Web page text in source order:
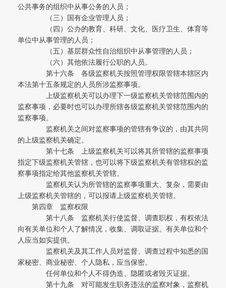
公共事务的组织中从事公务的人员；
（三）国有企业管理人员；
（四）公办的教育、科研、文化、医疗卫生、体育等
单位中从事管理的人员；
（五）基层群众性自治组织中从事管理的人员；
（六）其他依法履行公职的人员。
第十六条 各级监察机关按照管理权限管辖本辖区内
本法第十五条规定的人员所涉监察事项。
上级监察机关可以办理下一级监察机关管辖范围内的
监察事项，必要时也可以办理所辖各级监察机关管辖范围内的
监察事项。
监察机关之间对监察事项的管辖有争议的，由其共同
的上级监察机关确定。
第十七条 上级监察机关可以将其所管辖的监察事项
指定下级监察机关管辖，也可以将下级监察机关有管辖权的监
察事项指定给其他监察机关管辖。
监察机关认为所管辖的监察事项重大、复杂，需要由
上级监察机关管辖的，可以报请上级监察机关管辖。
第四章 监察权限
第十八条 监察机关行使监督、调查职权，有权依法
向有关单位和个人了解情况，收集、调取证据。有关单位和个
人应当如实提供。
监察机关及其工作人员对监督、调查过程中知悉的国
家秘密、商业秘密、个人隐私，应当保密。
任何单位和个人不得伪造、隐匿或者毁灭证据。
第十九条 对可能发生职务违法的监察对象，监察机